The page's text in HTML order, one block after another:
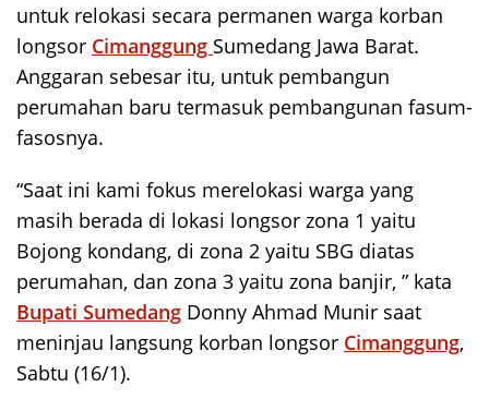
untuk relokasi secara permanen warga korban
longsor Cimanggung Sumedang Jawa Barat.
Anggaran sebesar itu, untuk pembangun
perumahan baru termasuk pembangunan fasum-
fasosnya.
“Saat ini kami fokus merelokasi warga yang
masih berada di lokasi longsor zona 1 yaitu
Bojong kondang, di zona 2 yaitu SBG diatas
perumahan, dan zona 3 yaitu zona banjir, ” kata
Bupati Sumedang Donny Ahmad Munir saat
meninjau langsung korban longsor Cimanggung,
Sabtu (16/1).